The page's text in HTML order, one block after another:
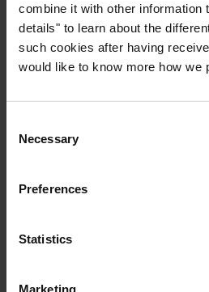
combine it with other
details" to learn about the
such cookies after having
would like to know more how
Selection
Necessary
Preferences
Statistics
Marketing